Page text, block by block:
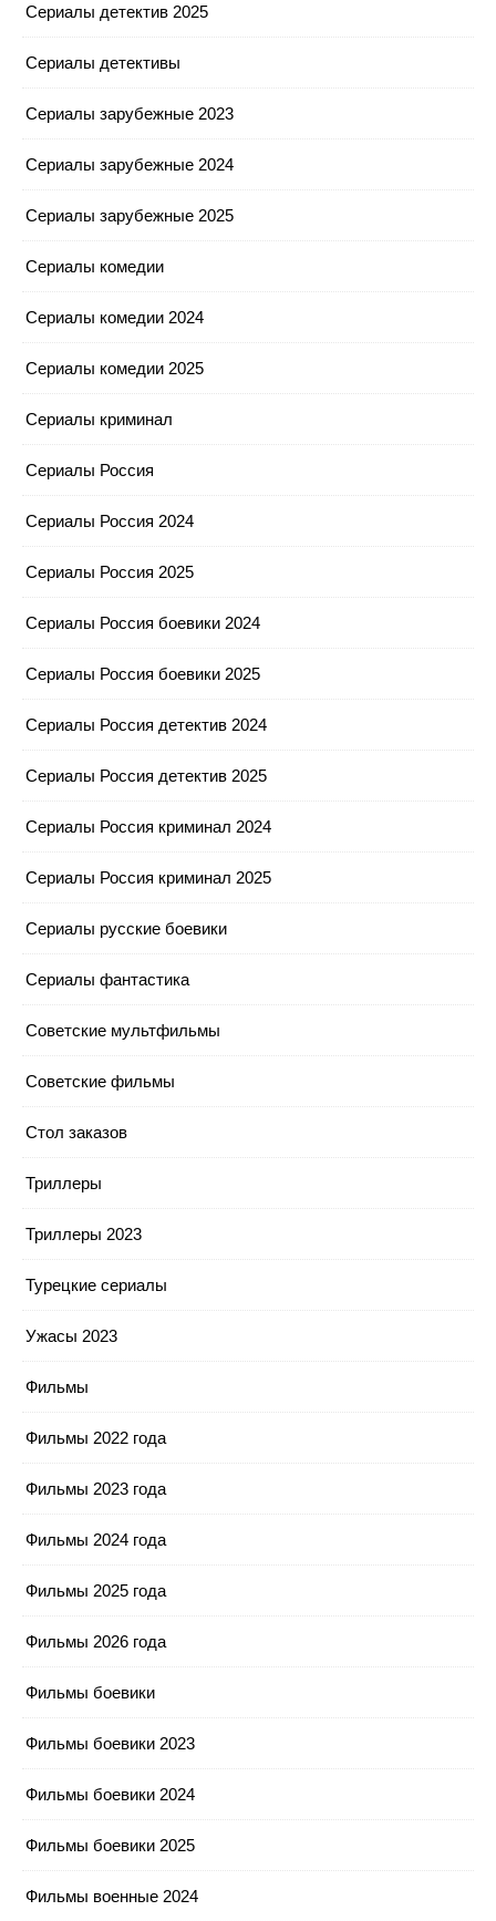
Сериалы детектив 2025
Сериалы детективы
Сериалы зарубежные 2023
Сериалы зарубежные 2024
Сериалы зарубежные 2025
Сериалы комедии
Сериалы комедии 2024
Сериалы комедии 2025
Сериалы криминал
Сериалы Россия
Сериалы Россия 2024
Сериалы Россия 2025
Сериалы Россия боевики 2024
Сериалы Россия боевики 2025
Сериалы Россия детектив 2024
Сериалы Россия детектив 2025
Сериалы Россия криминал 2024
Сериалы Россия криминал 2025
Сериалы русские боевики
Сериалы фантастика
Советские мультфильмы
Советские фильмы
Стол заказов
Триллеры
Триллеры 2023
Турецкие сериалы
Ужасы 2023
Фильмы
Фильмы 2022 года
Фильмы 2023 года
Фильмы 2024 года
Фильмы 2025 года
Фильмы 2026 года
Фильмы боевики
Фильмы боевики 2023
Фильмы боевики 2024
Фильмы боевики 2025
Фильмы военные 2024